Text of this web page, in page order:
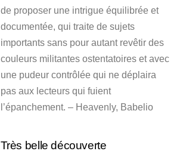
de proposer une intrigue équilibrée et
documentée, qui traite de sujets
importants sans pour autant revêtir des
couleurs militantes ostentatoires et avec
une pudeur contrôlée qui ne déplaira
pas aux lecteurs qui fuient
l’épanchement. – Heavenly, Babelio
Très belle découverte